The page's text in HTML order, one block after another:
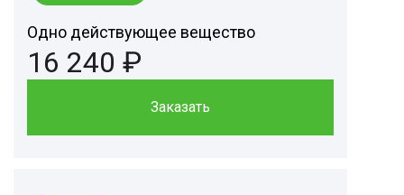
Одно действующее вещество
16 240 ₽
Заказать